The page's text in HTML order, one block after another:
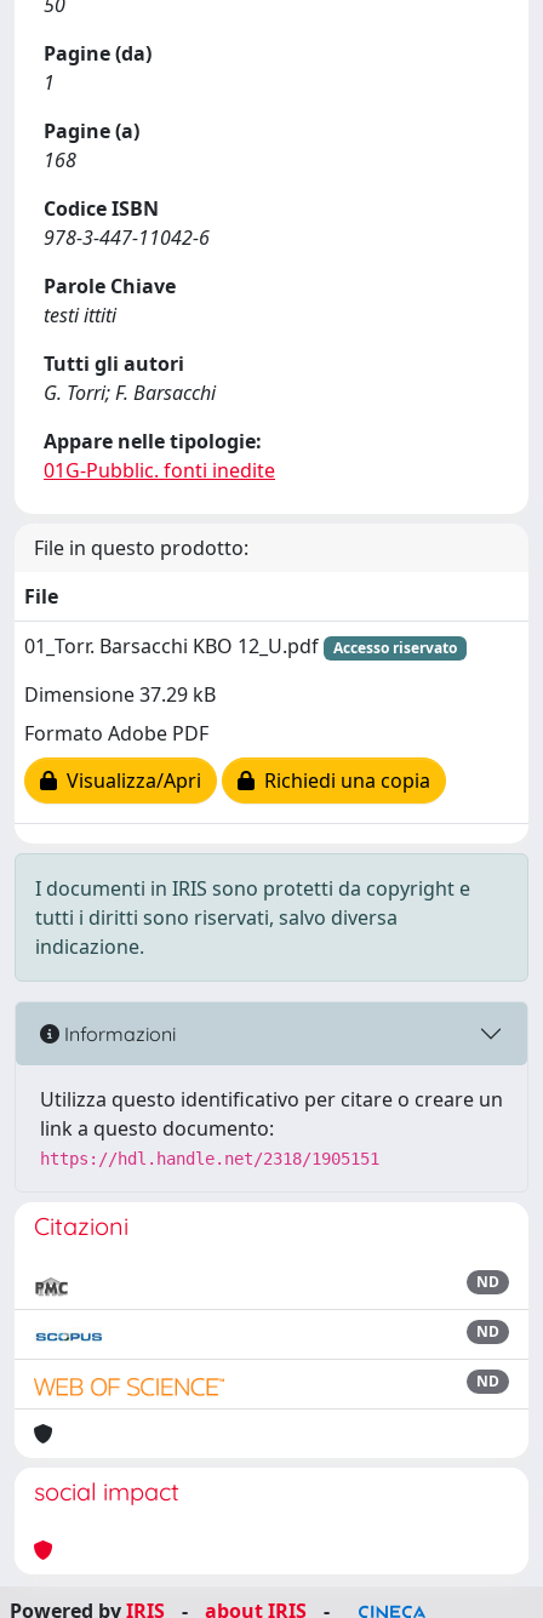
Pagine (da)
1
Pagine (a)
168
Codice ISBN
978-3-447-11042-6
Parole Chiave
testi ittiti
Tutti gli autori
G. Torri; F. Barsacchi
Appare nelle tipologie:
01G-Pubblic. fonti inedite
File in questo prodotto:
File
01_Torr. Barsacchi KBO 12_U.pdf
Accesso riservato
Dimensione 37.29 kB
Formato Adobe PDF
Visualizza/Apri
Richiedi una copia
I documenti in IRIS sono protetti da copyright e
tutti i diritti sono riservati, salvo diversa
indicazione.
Informazioni
Utilizza questo identificativo per citare o creare un
link a questo documento:
https://hdl.handle.net/2318/1905151
Citazioni
ND
ND
ND
social impact
Powered byIRIS - about IRIS -